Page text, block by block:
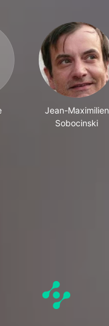
Jean-Maximilien
Sobocinski